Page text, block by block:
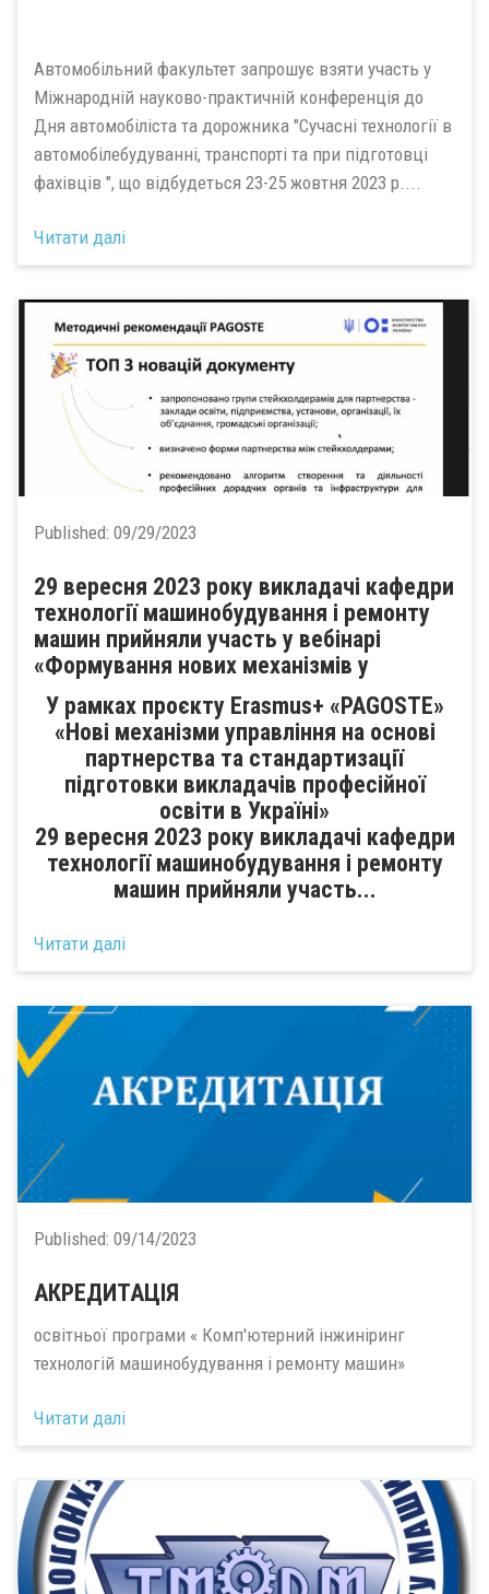
Автомобільний факультет запрошує взяти участь у
Міжнародній науково-практичній конференція до
Дня автомобіліста та дорожника "Сучасні технології в
автомобілебудуванні, транспорті та при підготовці
фахівців ", що відбудеться 23-25 жовтня 2023 р....
Читати далі
Published: 09/29/2023
29 вересня 2023 року викладачі кафедри
технології машинобудування і ремонту
машин прийняли участь у вебінарі
«Формування нових механізмів у
У рамках проєкту Erasmus+ «PAGOSTE»
«Нові механізми управління на основі
партнерства та стандартизації
підготовки викладачів професійної
освіти в Україні»
29 вересня 2023 року викладачі кафедри
технології машинобудування і ремонту
машин прийняли участь...
Читати далі
Published: 09/14/2023
АКРЕДИТАЦІЯ
освітньої програми « Комп'ютерний інжиніринг
технологій машинобудування і ремонту машин»
Читати далі